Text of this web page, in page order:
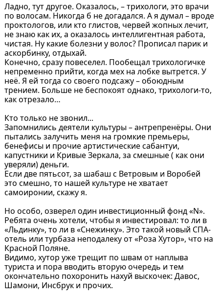
Ладно, тут другое. Оказалось, – трихологи, это врачи
по волосам. Никогда б не догадался. А я думал – вроде
проктологов, или кто глистов, червей жопных лечит,
не знаю как их, а оказалось интеллигентная работа,
чистая. Ну какие болезни у волос? Прописал парик и
аскорбинку, отдыхай.
Конечно, сразу повеселел. Пообещал трихологичке
непременно прийти, когда мех на лобке вытрется. У
неё. Я ей тогда со своего подсажу – обоюдным
трением. Больше не беспокоят однако, трихологи-то,
как отрезало…
Кто только не звонил...
Запомнились деятели культуры – антрепренёры. Они
пытались залучить меня на громкие премьеры,
бенефисы и прочие артистические сабантуи,
капустники и Кривые Зеркала, за смешные ( как они
уверяли) деньги.
Если две пятьсот, за шабаш с Ветровым и Воробей
это смешно, то нашей культуре не хватает
самоиронии, скажу я.
Но особо, озверел один инвестиционный фонд «N».
Ребята очень хотели, чтобы я инвестировал: то ли в
«Льдинку», то ли в «Снежинку». Это такой новый СПА-
отель или турбаза неподалеку от «Роза Хутор», что на
Красной Поляне.
Видимо, хутор уже трещит по швам от наплыва
туриста и пора вводить вторую очередь и тем
окончательно похоронить нахуй выскочек: Давос,
Шамони, Инсбрук и прочих.